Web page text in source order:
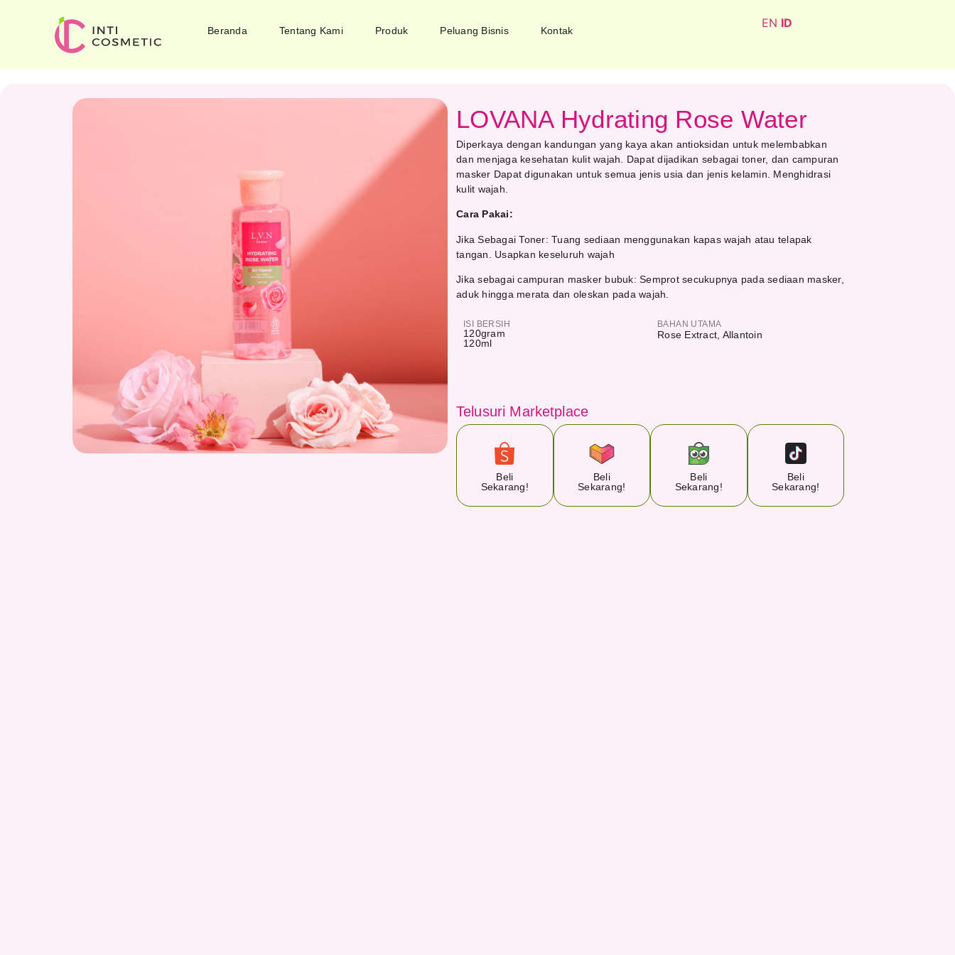
Beranda Tentang Kami Produk Peluang Bisnis Kontak
EN ID
LOVANA Hydrating Rose Water
Diperkaya dengan kandungan yang kaya akan antioksidan untuk melembabkan
dan menjaga kesehatan kulit wajah. Dapat dijadikan sebagai toner, dan campuran
masker Dapat digunakan untuk semua jenis usia dan jenis kelamin. Menghidrasi
kulit wajah.
Cara Pakai:
Jika Sebagai Toner: Tuang sediaan menggunakan kapas wajah atau telapak
tangan. Usapkan keseluruh wajah
Jika sebagai campuran masker bubuk: Semprot secukupnya pada sediaan masker,
aduk hingga merata dan oleskan pada wajah.
ISI BERSIH
120gram
120ml
BAHAN UTAMA
Rose Extract, Allantoin
Telusuri Marketplace
Beli
Sekarang!
Beli
Sekarang!
Beli
Sekarang!
Beli
Sekarang!